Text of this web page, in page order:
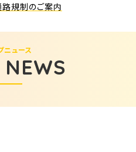
規制のご案内
ニュース